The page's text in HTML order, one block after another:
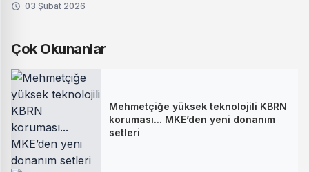
03 Şubat 2026
Çok Okunanlar
Mehmetçiğe yüksek teknolojili KBRN
koruması... MKE’den yeni donanım
setleri